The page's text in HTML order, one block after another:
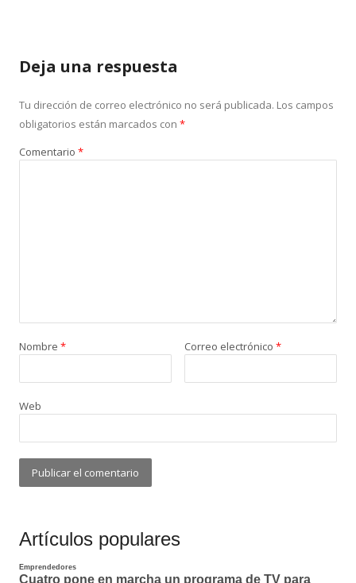
Deja una respuesta
Tu dirección de correo electrónico no será publicada. Los campos
obligatorios están marcados con *
Comentario *
Nombre * Correo electrónico *
Web
Artículos populares